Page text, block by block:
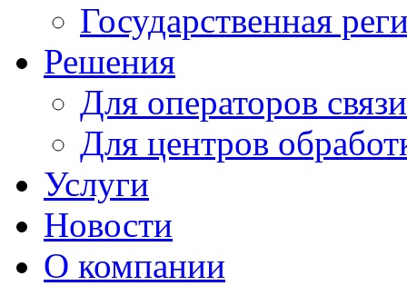
Государственная
Решения
Для операторов связи
Для центров
Услуги
Новости
О компании